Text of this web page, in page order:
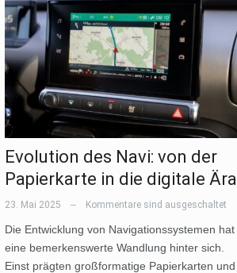
Evolution des Navi: von der
Papierkarte in die digitale Ära
23. Mai 2025 — Kommentare sind ausgeschaltet
Die Entwicklung von Navigationssystemen hat
eine bemerkenswerte Wandlung hinter sich.
Einst prägten großformatige Papierkarten und